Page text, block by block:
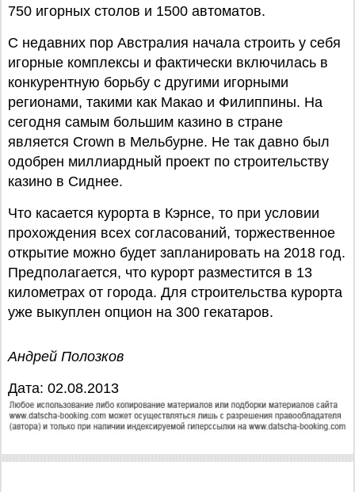
750 игорных столов и 1500 автоматов.
С недавних пор Австралия начала строить у себя
игорные комплексы и фактически включилась в
конкурентную борьбу с другими игорными
регионами, такими как Макао и Филиппины. На
сегодня самым большим казино в стране
является Crown в Мельбурне. Не так давно был
одобрен миллиардный проект по строительству
казино в Сиднее.
Что касается курорта в Кэрнсе, то при условии
прохождения всех согласований, торжественное
открытие можно будет запланировать на 2018 год.
Предполагается, что курорт разместится в 13
километрах от города. Для строительства курорта
уже выкуплен опцион на 300 гекатаров.
Андрей Полозков
Дата: 02.08.2013